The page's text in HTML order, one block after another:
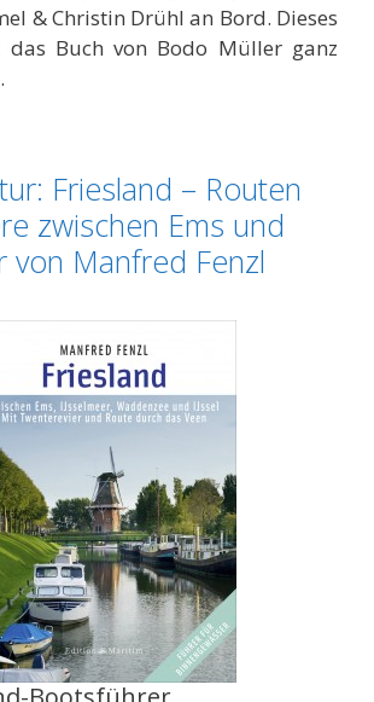
& Christin Drühl an Bord. Dieses
das Buch von Bodo Müller ganz
Friesland – Routen
zwischen Ems und
von Manfred Fenzl